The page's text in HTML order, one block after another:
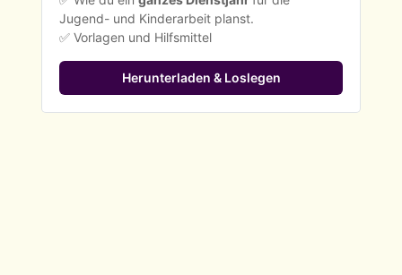
Jugend- und Kinderarbeit planst.
✅ Vorlagen und Hilfsmittel
Herunterladen & Loslegen